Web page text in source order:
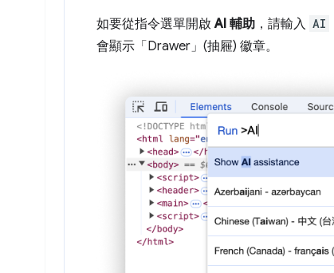
如要從指令選單開啟AI 輔助 ，請輸入 AI
會顯示「Drawer」(抽屜) 徽章。